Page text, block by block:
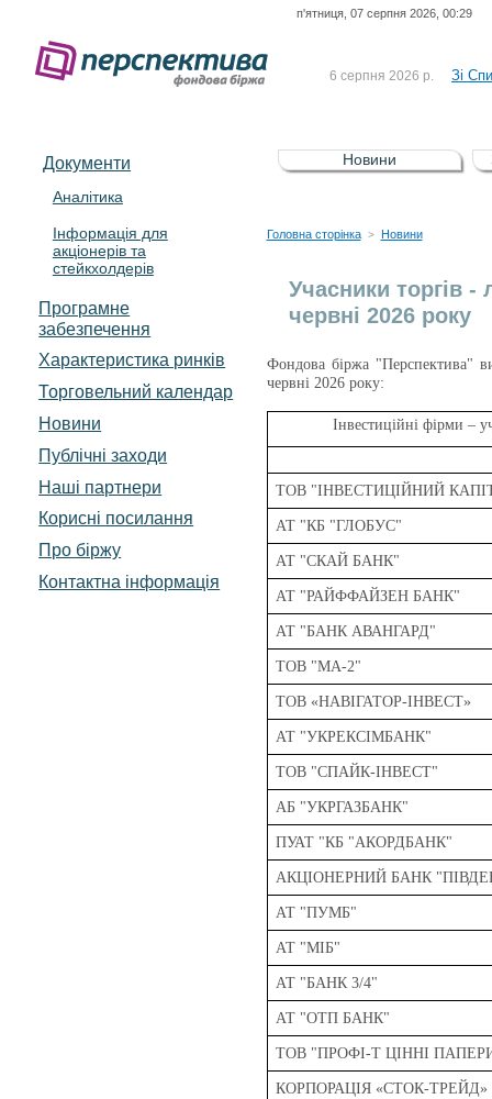
п'ятниця, 07 серпня 2026, 00:29
6 серпня 2026 р. Зі
5 серпня 2026 р.
Зі
UA4000232607)
4 серпня 2026 р.
Документи
Аналітика
Інформація для
акціонерів та
стейкхолдерів
Програмне
забезпечення
Характеристика pинків
Торговельний календар
Новини
Публічні заходи
Наші партнери
Корисні посилання
Про біржу
Контактна інформація
Новини
Головна сторінка > Новини
Учасники торгів -
червні 2026 року
Фондова біржа "Перспектива"
червні 2026 року:
Інвестиційні фірми –
ТОВ "ІНВЕСТИЦІЙНИЙ
АТ "КБ "ГЛОБУС"
АТ "СКАЙ БАНК"
АТ "РАЙФФАЙЗЕН БАНК"
АТ "БАНК АВАНГАРД"
ТОВ "МА-2"
ТОВ «НАВІГАТОР-ІНВЕСТ»
АТ "УКРЕКСІМБАНК"
ТОВ "СПАЙК-ІНВЕСТ"
АБ "УКРГАЗБАНК"
ПУАТ "КБ "АКОРДБАНК"
АКЦІОНЕРНИЙ БАНК
АТ "ПУМБ"
АТ "МІБ"
АТ "БАНК 3/4"
АТ "ОТП БАНК"
ТОВ "ПРОФІ-Т ЦІННІ
КОРПОРАЦІЯ «СТОК-ТРЕЙД»